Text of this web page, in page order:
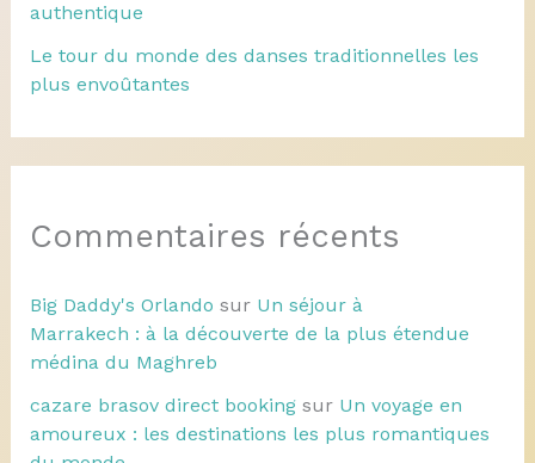
authentique
Le tour du monde des danses traditionnelles les
plus envoûtantes
Commentaires récents
Big Daddy's Orlando sur Un séjour à
Marrakech : à la découverte de la plus étendue
médina du Maghreb
cazare brasov direct bookingsur Un voyage en
amoureux : les destinations les plus romantiques